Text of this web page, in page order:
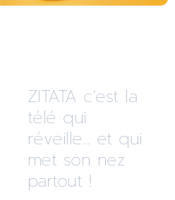
ZITATA c’est la
télé qui
réveille... et qui
met son nez
partout !